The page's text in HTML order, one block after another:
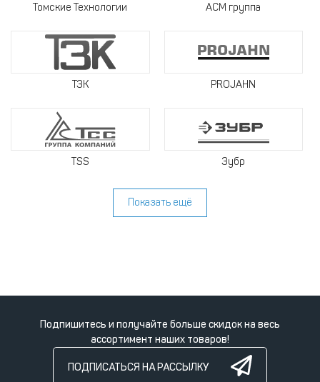
Томские Технологии АСМ группа
ТЗК PROJAHN
TSS Зубр
Показать ещё
Подпишитесь и получайте больше скидок на весь
ассортимент наших товаров!
ПОДПИСАТЬСЯ НА РАССЫЛКУ